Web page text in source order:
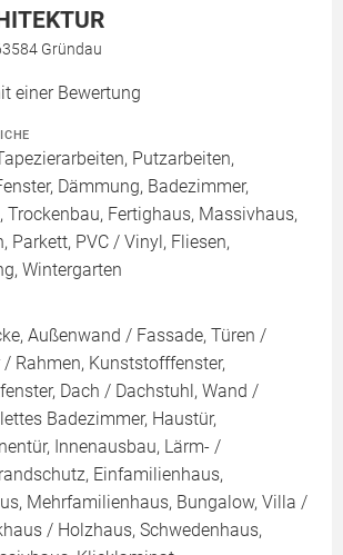
Gründau
einer Bewertung
Putzarbeiten,
Dämmung, Badezimmer,
Trockenbau, Fertighaus, Massivhaus,
Parkett, PVC / Vinyl, Fliesen,
Wintergarten
Außenwand / Fassade, Türen /
/ Rahmen, Kunststofffenster,
Dach / Dachstuhl, Wand /
Badezimmer, Haustür,
Innenausbau, Lärm- /
Einfamilienhaus,
Mehrfamilienhaus, Bungalow, Villa /
/ Holzhaus, Schwedenhaus,